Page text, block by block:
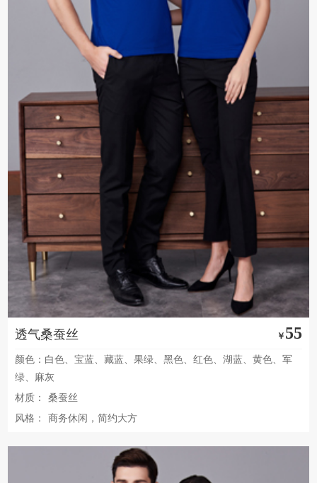
透气桑蚕丝 ￥ 55
颜色：白色、宝蓝、藏蓝、果绿、黑色、红色、湖蓝、黄色、军
绿、麻灰
材质：
桑蚕丝
风格：
商务休闲，简约大方